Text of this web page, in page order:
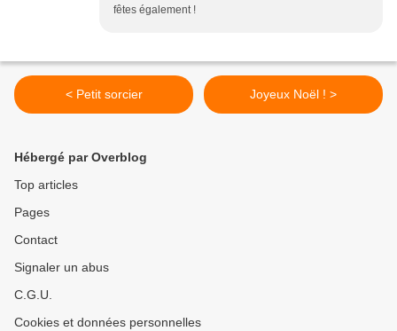
fêtes également !
< Petit sorcier Joyeux Noël ! >
Hébergé par Overblog
Top articles
Pages
Contact
Signaler un abus
C.G.U.
Cookies et données personnelles